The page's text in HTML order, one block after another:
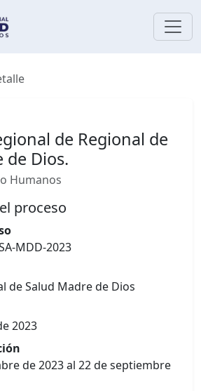
de Regional de
de Dios.
Humanos
proceso
MDD-2023
de Salud Madre de Dios
2023
de 2023 al 22 de septiembre